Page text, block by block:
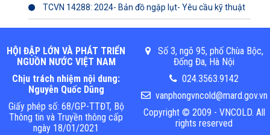
TCVN 14288: 2024- Bản đồ ngập lụt- Yêu cầu kỹ thuật
HỘI ĐẬP LỚN VÀ PHÁT TRIỂN
NGUỒN NƯỚC VIỆT NAM
Chịu trách nhiệm nội dung:
Nguyễn Quốc Dũng
Giấy phép số: 68/GP-TTĐT, Bộ
Thông tin và Truyền thông cấp
ngày 18/01/2021
Số 3, ngõ 95, phố Chùa Bộc,
Đống Đa, Hà Nội
024.3563.9142
vanphongvncold@mard.gov.vn
Copyright © 2009 - VNCOLD. All
rights reserved